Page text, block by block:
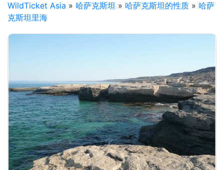
WildTicket Asia » 哈萨克斯坦 » 哈萨克斯坦的性质 » 哈萨
克斯坦里海